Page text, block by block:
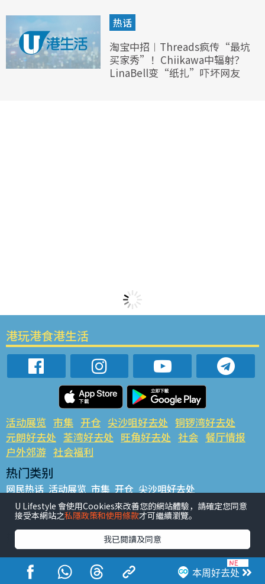
热话
淘宝中招︱Threads疯传“最坑
买家秀”！Chiikawa中辐射？
LinaBell变“纸扎”吓坏网友
本周好去处
港玩港食港生活
活动展览 市集 开仓 尖沙咀好去处 铜锣湾好去处
元朗好去处 荃湾好去处 旺角好去处 社会 餐厅情报
户外郊游 社会福利
热门类别
网民热话 活动展览 市集 开仓 尖沙咀好去处
铜锣湾好去处 元朗好去处 荃湾好去处 旺角好去处 社会
餐厅情报 户外郊游
热门标签
#UGO揾好去处 #人气活动推介 #美食社群热话
#亲子玩乐好去处
#ULifestyle应用程式
#限时抢
U Lifestyle 會使用Cookies來改善您的網站體驗，請確定您同意
接受本網站之私隱政策和使用條款才可繼續瀏覽。
我已閱讀及同意